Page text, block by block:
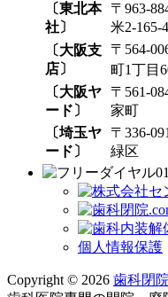
〔東北本
社〕
〒963-
米2-165-4
〔大阪支
店〕
〒564-
町1丁目
〔大阪ヤ
ード〕
〒561-
家町
〔埼玉ヤ
ード〕
〒336-
緑区
個人情報保護
Copyright © 2026 歯科閉